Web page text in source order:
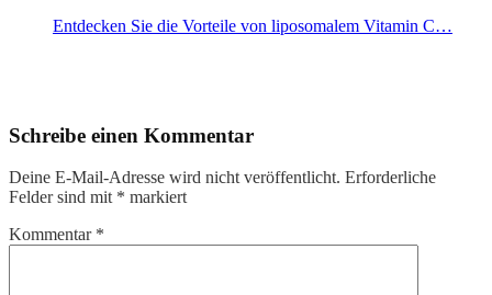
Entdecken Sie die Vorteile von liposomalem Vitamin C…
Schreibe einen Kommentar
Deine E-Mail-Adresse wird nicht veröffentlicht. Erforderliche
Felder sind mit * markiert
Kommentar *